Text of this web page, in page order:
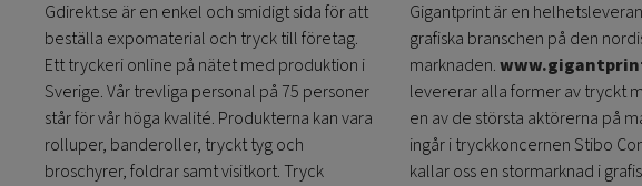
Gdirekt.se är en enkel och smidigt sida för att
beställa expomaterial och tryck till företag.
Ett tryckeri online på nätet med produktion i
Sverige. Vår trevliga personal på 75 personer
står för vår höga kvalité. Produkterna kan vara
rolluper, banderoller, tryckt tyg och
broschyrer, foldrar samt visitkort. Tryck
Gigantprint är en
grafiska branschen på den
marknaden.
levererar alla former av tryckt
en av de största aktörerna på
ingår i tryckkoncernen Stibo
kallar oss en stormarknad i